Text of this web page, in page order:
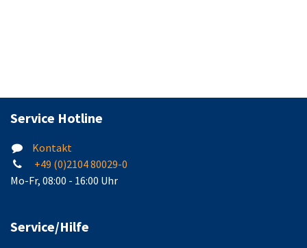
Service Hotline
Kontakt
+49 (0)2104 80029-0
Mo-Fr, 08:00 - 16:00 Uhr
Service/Hilfe